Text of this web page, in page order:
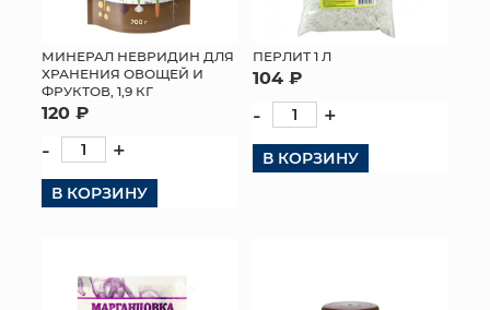
МИНЕРАЛ НЕВРИДИН ДЛЯ
ХРАНЕНИЯ ОВОЩЕЙ И
ФРУКТОВ, 1,9 КГ
120 ₽
- +
В КОРЗИНУ
ПЕРЛИТ 1 Л
104 ₽
- +
В КОРЗИНУ